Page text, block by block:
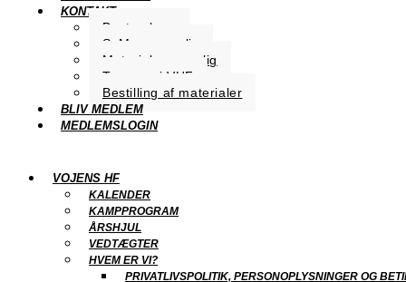
KONTAKT
Bestyrelsen
SoMe-ansvarlig
Materialeansvarlig
Trænere i VHF
Bestilling af materialer
BLIV MEDLEM
MEDLEMSLOGIN
VOJENS HF
KALENDER
KAMPPROGRAM
ÅRSHJUL
VEDTÆGTER
HVEM ER VI?
PRIVATLIVSPOLITIK, PERSONOPLYSNINGER OG